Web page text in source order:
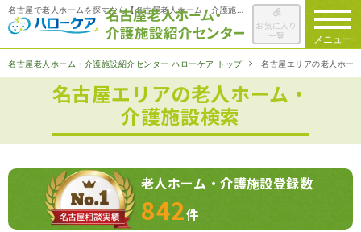
メニュー
お気に入り
一覧
ハローケアについて
老人ホームを検索する
施設選びのポイント
名古屋老人ホーム・介護施設紹介センター ハローケア トップ 名古屋エリアの老人ホー
名古屋エリアの老人ホーム・
介護施設検索
老人ホーム・介護施設登録数
842件